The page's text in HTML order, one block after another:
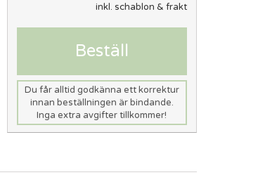
inkl. schablon & frakt
Beställ
Du får alltid godkänna ett korrektur
innan beställningen är bindande.
Inga extra avgifter tillkommer!